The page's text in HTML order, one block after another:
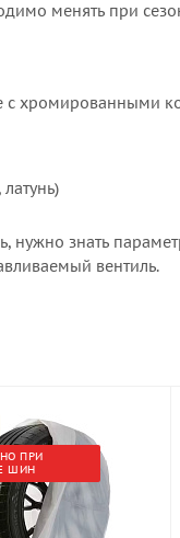
менять при
хромированными
нужно знать
вентиль.
ПРИ
ШИН